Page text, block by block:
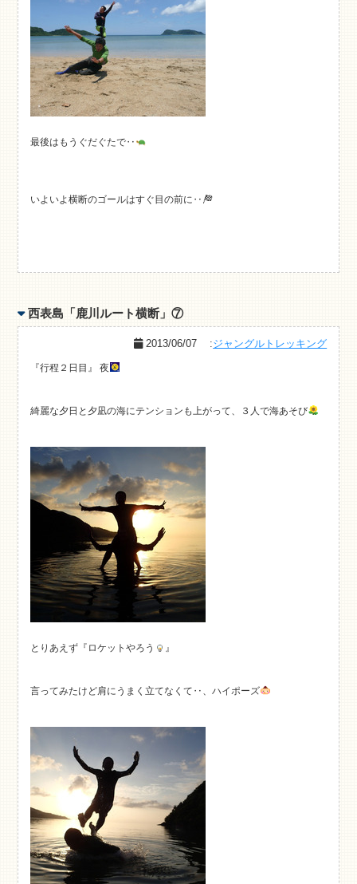
最後はもうぐだぐたで‥
いよいよ横断のゴールはすぐ目の前に‥
西表島「鹿川ルート横断」⑦
2013/06/07 :ジャングルトレッキング
『行程２日目』 夜
綺麗な夕日と夕凪の海にテンションも上がって、３人で海あそび
とりあえず『ロケットやろう 』
言ってみたけど肩にうまく立てなくて‥、ハイポーズ